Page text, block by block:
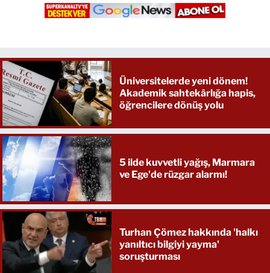
Üniversitelerde yeni dönem!
Akademik sahtekârlığa hapis,
öğrencilere dönüş yolu
5 ilde kuvvetli yağış, Marmara
ve Ege'de rüzgar alarmı!
Turhan Çömez hakkında 'halkı
yanıltıcı bilgiyi yayma'
soruşturması